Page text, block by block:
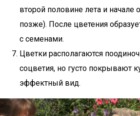
второй половине лета и начале
позже). После цветения
с семенами.
Цветки располагаются
соцветия, но густо покрывают
эффектный вид.